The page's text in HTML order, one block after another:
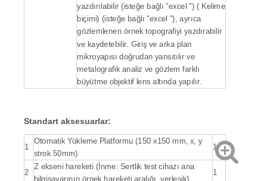
yazdırılabilir (isteğe bağlı "excel ") ( Kelime
biçimi) (isteğe bağlı "excel "), ayrıca
gözlemlenen örnek topografiyi yazdırabilir
ve kaydetebilir. Giriş ve arka plan
mikroyapısı doğrudan yansıtılır ve
metalografik analiz ve gözlem farklı
büyütme objektif lens altında yapılır.
Standart aksesuarlar:
1
Otomatik Yükleme Platformu (150 x150 mm, x, y
strok 50mm)
1
2
Z ekseni hareketi (İnme: Sertlik test cihazı ana
bilgisayarının örnek hareketi aralığı, yerleşik)
1